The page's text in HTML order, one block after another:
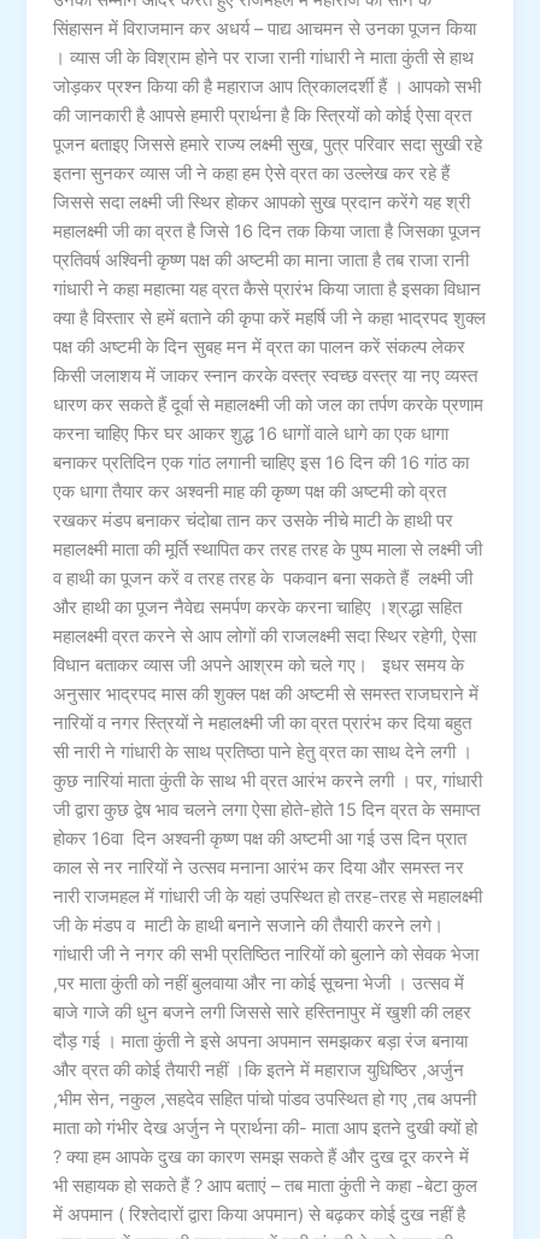
सिंहासन में विराजमान कर अधर्य – पाद्य आचमन से उनका पूजन किया
। व्यास जी के विश्राम होने पर राजा रानी गांधारी ने माता कुंती से हाथ
जोड़कर प्रश्न किया की है महाराज आप त्रिकालदर्शी हैं । आपको सभी
की जानकारी है आपसे हमारी प्रार्थना है कि स्त्रियों को कोई ऐसा व्रत
पूजन बताइए जिससे हमारे राज्य लक्ष्मी सुख, पुत्र परिवार सदा सुखी रहे
इतना सुनकर व्यास जी ने कहा हम ऐसे व्रत का उल्लेख कर रहे हैं
जिससे सदा लक्ष्मी जी स्थिर होकर आपको सुख प्रदान करेंगे यह श्री
महालक्ष्मी जी का व्रत है जिसे 16 दिन तक किया जाता है जिसका पूजन
प्रतिवर्ष अश्विनी कृष्ण पक्ष की अष्टमी का माना जाता है तब राजा रानी
गांधारी ने कहा महात्मा यह व्रत कैसे प्रारंभ किया जाता है इसका विधान
क्या है विस्तार से हमें बताने की कृपा करें महर्षि जी ने कहा भाद्रपद शुक्ल
पक्ष की अष्टमी के दिन सुबह मन में व्रत का पालन करें संकल्प लेकर
किसी जलाशय में जाकर स्नान करके वस्त्र स्वच्छ वस्त्र या नए व्यस्त
धारण कर सकते हैं दूर्वा से महालक्ष्मी जी को जल का तर्पण करके प्रणाम
करना चाहिए फिर घर आकर शुद्ध 16 धागों वाले धागे का एक धागा
बनाकर प्रतिदिन एक गांठ लगानी चाहिए इस 16 दिन की 16 गांठ का
एक धागा तैयार कर अश्वनी माह की कृष्ण पक्ष की अष्टमी को व्रत
रखकर मंडप बनाकर चंदोबा तान कर उसके नीचे माटी के हाथी पर
महालक्ष्मी माता की मूर्ति स्थापित कर तरह तरह के पुष्प माला से लक्ष्मी जी
व हाथी का पूजन करें व तरह तरह के पकवान बना सकते हैं लक्ष्मी जी
और हाथी का पूजन नैवेद्य समर्पण करके करना चाहिए ।श्रद्धा सहित
महालक्ष्मी व्रत करने से आप लोगों की राजलक्ष्मी सदा स्थिर रहेगी, ऐसा
विधान बताकर व्यास जी अपने आश्रम को चले गए। इधर समय के
अनुसार भाद्रपद मास की शुक्ल पक्ष की अष्टमी से समस्त राजघराने में
नारियों व नगर स्त्रियों ने महालक्ष्मी जी का व्रत प्रारंभ कर दिया बहुत
सी नारी ने गांधारी के साथ प्रतिष्ठा पाने हेतु व्रत का साथ देने लगी ।
कुछ नारियां माता कुंती के साथ भी व्रत आरंभ करने लगी । पर, गांधारी
जी द्वारा कुछ द्वेष भाव चलने लगा ऐसा होते-होते 15 दिन व्रत के समाप्त
होकर 16वा दिन अश्वनी कृष्ण पक्ष की अष्टमी आ गई उस दिन प्रात
काल से नर नारियों ने उत्सव मनाना आरंभ कर दिया और समस्त नर
नारी राजमहल में गांधारी जी के यहां उपस्थित हो तरह-तरह से महालक्ष्मी
जी के मंडप व माटी के हाथी बनाने सजाने की तैयारी करने लगे।
गांधारी जी ने नगर की सभी प्रतिष्ठित नारियों को बुलाने को सेवक भेजा
,पर माता कुंती को नहीं बुलवाया और ना कोई सूचना भेजी । उत्सव में
बाजे गाजे की धुन बजने लगी जिससे सारे हस्तिनापुर में खुशी की लहर
दौड़ गई । माता कुंती ने इसे अपना अपमान समझकर बड़ा रंज बनाया
और व्रत की कोई तैयारी नहीं ।कि इतने में महाराज युधिष्ठिर ,अर्जुन
,भीम सेन, नकुल ,सहदेव सहित पांचो पांडव उपस्थित हो गए ,तब अपनी
माता को गंभीर देख अर्जुन ने प्रार्थना की- माता आप इतने दुखी क्यों हो
? क्या हम आपके दुख का कारण समझ सकते हैं और दुख दूर करने में
भी सहायक हो सकते हैं ? आप बताएं – तब माता कुंती ने कहा -बेटा कुल
में अपमान ( रिश्तेदारों द्वारा किया अपमान) से बढ़कर कोई दुख नहीं है